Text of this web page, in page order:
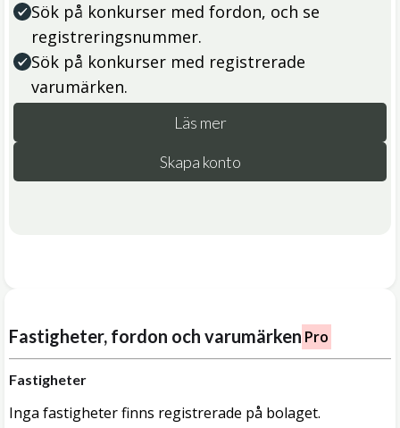
Sök på konkurser med fordon, och se
registreringsnummer.
Sök på konkurser med registrerade
varumärken.
Läs mer
Skapa konto
Fastigheter, fordon och varumärken Pro
Fastigheter
Inga fastigheter finns registrerade på bolaget.